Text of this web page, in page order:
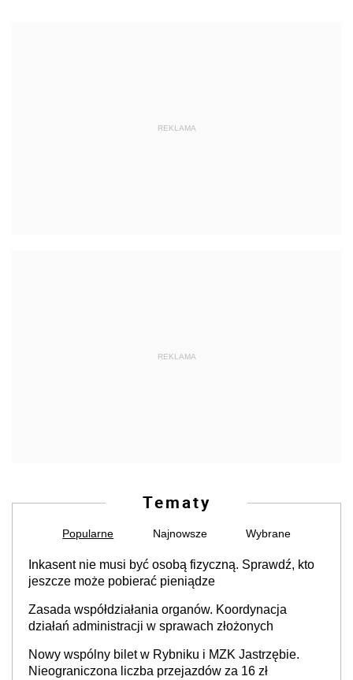
REKLAMA
REKLAMA
Tematy
Popularne Najnowsze Wybrane
Inkasent nie musi być osobą fizyczną. Sprawdź, kto
jeszcze może pobierać pieniądze
Zasada współdziałania organów. Koordynacja
działań administracji w sprawach złożonych
Nowy wspólny bilet w Rybniku i MZK Jastrzębie.
Nieograniczona liczba przejazdów za 16 zł